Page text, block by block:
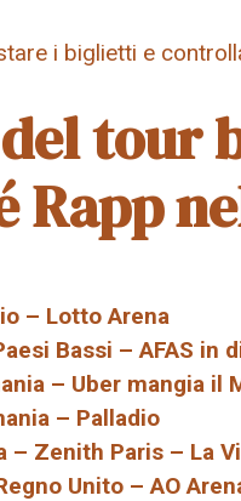
i biglietti e
tour
Rapp
– Lotto Arena
Bassi – AFAS in
– Uber mangia il
– Palladio
– Zenith Paris – La
Unito – AO